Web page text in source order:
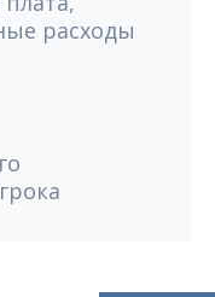
расходы